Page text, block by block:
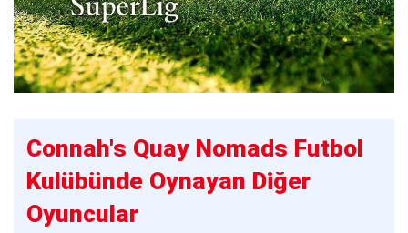
Connah's Quay Nomads Futbol
Kulübünde Oynayan Diğer
Oyuncular